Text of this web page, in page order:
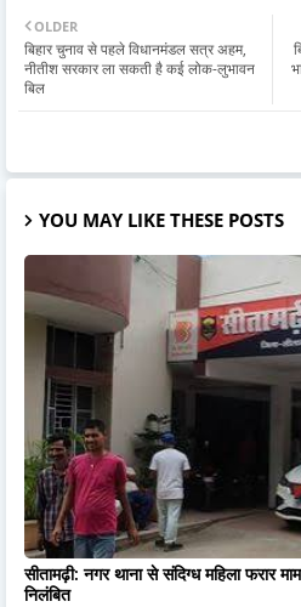
OLDER
बिहार चुनाव से पहले विधानमंडल सत्र अहम,
नीतीश सरकार ला सकती है कई लोक-लुभावन
बिल
YOU MAY LIKE THESE POSTS
सीतामढ़ी: नगर थाना से संदिग्ध महिला फरार
निलंबित